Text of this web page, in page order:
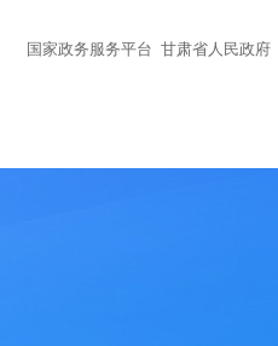
国家政务服务平台 甘肃省人民政府